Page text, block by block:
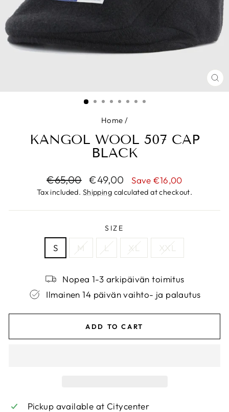
Home /
KANGOL WOOL 507 CAP
BLACK
Regular
price
€65,00
Sale
price
€49,00 Save €16,00
Tax included. Shipping calculated at checkout.
SIZE
S M L XL XXL
Nopea 1-3 arkipäivän toimitus
Ilmainen 14 päivän vaihto- ja palautus
ADD TO CART
Pickup available at Citycenter